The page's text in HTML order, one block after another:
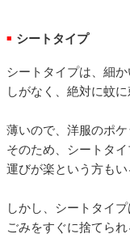
■ シートタイプ
シートタイプは、細
しがなく、絶対に蚊
薄いので、洋服のポケ
そのため、シートタ
運びが楽という方もい
しかし、シートタイ
ごみをすぐに捨てら